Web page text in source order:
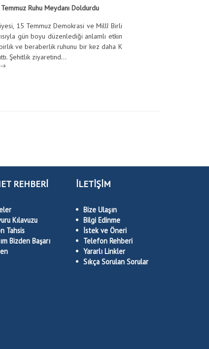
Ruhu Meydanı Doldurdu
15 Temmuz Demokrasi ve Millî Birli
gün boyu düzenlediği anlamlı etkin
ve beraberlik ruhunu bir kez daha K
Şehitlik ziyaretind...
REHBERİ
Kılavuzu
Tahsis
Bizden Başarı
İLETİŞİM
Bize Ulaşın
Bilgi Edinme
İstek ve Öneri
Telefon Rehberi
Yararlı Linkler
Sıkça Sorulan Sorular